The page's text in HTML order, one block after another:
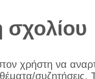
χρήστη να
συζητήσεις.